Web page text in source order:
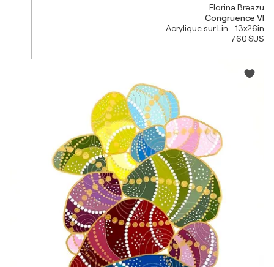
Florina Breazu
Congruence VI
Acrylique sur Lin - 13x26in
760 $US